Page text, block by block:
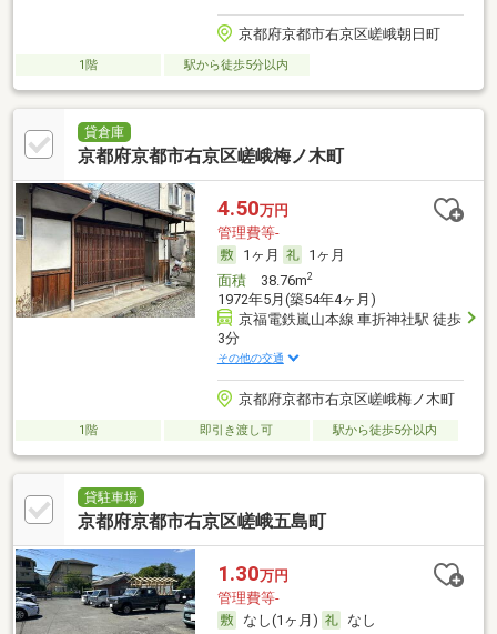
京都府京都市右京区嵯峨朝日町
1階 駅から徒歩5分以内
貸倉庫
京都府京都市右京区嵯峨梅ノ木町
4.50万円
管理費等-
1ヶ月
1ヶ月
面積38.76m2
1972年5月(築54年4ヶ月)
京福電鉄嵐山本線 車折神社駅 徒歩
3分
その他の交通
京都府京都市右京区嵯峨梅ノ木町
1階 即引き渡し可 駅から徒歩5分以内
貸駐車場
京都府京都市右京区嵯峨五島町
1.30万円
管理費等-
なし(1ヶ月)
なし